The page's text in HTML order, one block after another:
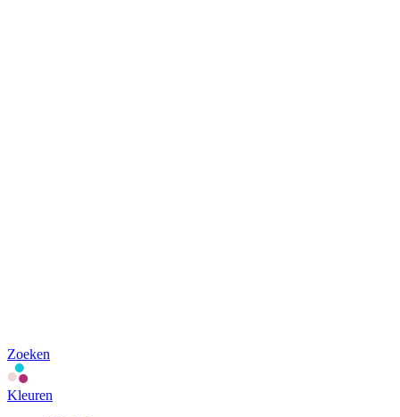
Zoeken
Kleuren